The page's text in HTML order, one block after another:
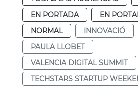
EN PORTADA
EN
NORMAL
INNOVACIÓ
PAULA LLOBET
VALENCIA DIGITAL SUMMIT
TECHSTARS STARTUP